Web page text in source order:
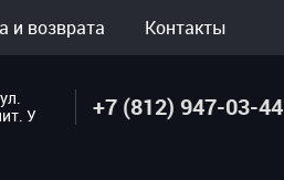
и возврата Контакты
У
+7 (812) 947-03-44